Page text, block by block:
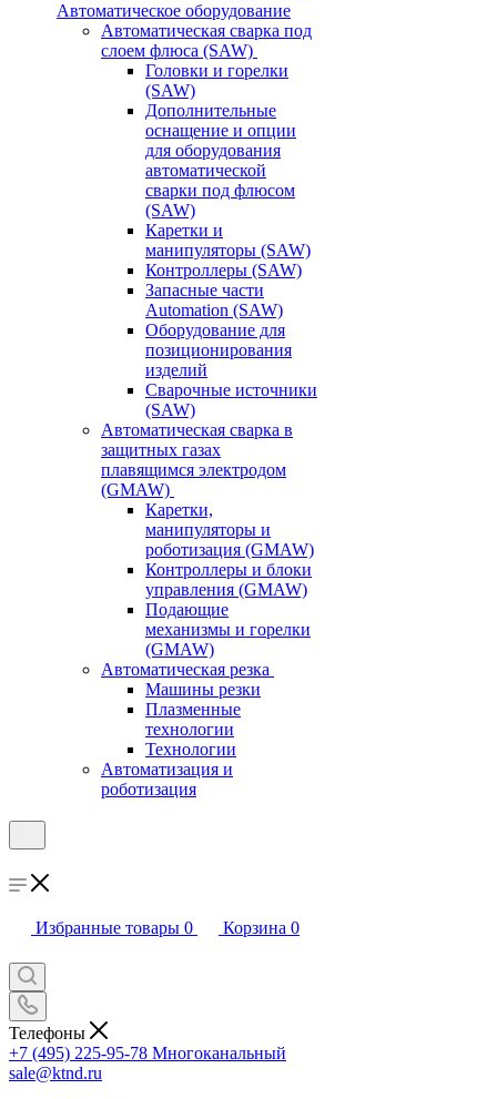
Автоматическое оборудование
Автоматическая сварка под
слоем флюса (SAW)
Головки и горелки
(SAW)
Дополнительные
оснащение и опции
для оборудования
автоматической
сварки под флюсом
(SAW)
Каретки и
манипуляторы (SAW)
Контроллеры (SAW)
Запасные части
Automation (SAW)
Оборудование для
позиционирования
изделий
Сварочные источники
(SAW)
Автоматическая сварка в
защитных газах
плавящимся электродом
(GMAW)
Каретки,
манипуляторы и
роботизация (GMAW)
Контроллеры и блоки
управления (GMAW)
Подающие
механизмы и горелки
(GMAW)
Автоматическая резка
Машины резки
Плазменные
технологии
Технологии
Автоматизация и
роботизация
Избранные товары 0 Корзина 0
Телефоны
+7 (495) 225-95-78 Многоканальный
sale@ktnd.ru